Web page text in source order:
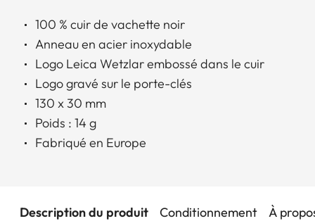
100 % cuir de vachette noir
Anneau en acier inoxydable
Logo Leica Wetzlar embossé dans le cuir
Logo gravé sur le porte-clés
130 x 30 mm
Poids : 14 g
Fabriqué en Europe
Description du produit Conditionnement À